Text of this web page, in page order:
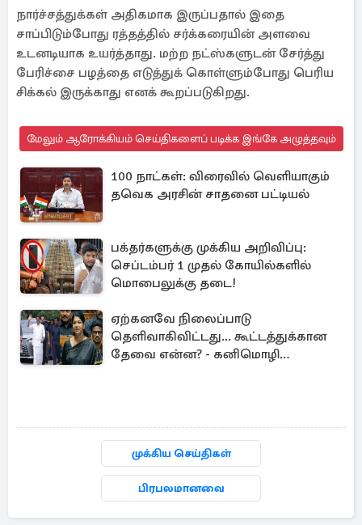
நார்ச்சத்துக்கள் அதிகமாக இருப்பதால் இதை
சாப்பிடும்போது ரத்தத்தில் சர்க்கரையின் அளவை
உடனடியாக உயர்த்தாது. மற்ற நட்ஸ்களுடன் சேர்த்து
பேரிச்சை பழத்தை எடுத்துக் கொள்ளும்போது பெரிய
சிக்கல் இருக்காது எனக் கூறப்படுகிறது.
மேலும் ஆரோக்கியம் செய்திகளைப் படிக்க இங்கே அழுத்தவும்
100 நாட்கள்: விரைவில் வெளியாகும்
தவெக அரசின் சாதனை பட்டியல்
பக்தர்களுக்கு முக்கிய அறிவிப்பு:
செப்டம்பர் 1 முதல் கோயில்களில்
மொபைலுக்கு தடை!
ஏற்கனவே நிலைப்பாடு
தெளிவாகிவிட்டது... கூட்டத்துக்கான
தேவை என்ன? - கனிமொழி
முக்கிய செய்திகள்
பிரபலமானவை